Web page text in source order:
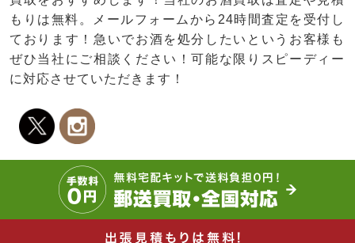
もりは無料。メールフォームから24時間査定を受付し
ております！急いでお酒を処分したいというお客様も
ぜひ当社にご相談ください！可能な限りスピーディー
に対応させていただきます！